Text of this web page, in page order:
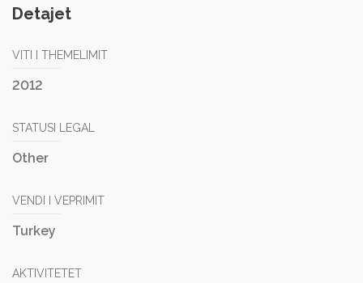
Detajet
VITI I THEMELIMIT
2012
STATUSI LEGAL
Other
VENDI I VEPRIMIT
Turkey
AKTIVITETET